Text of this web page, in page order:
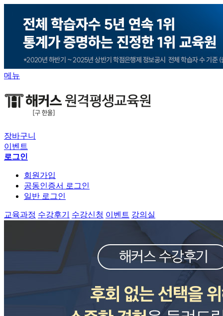
메뉴
장바구니
이벤트
로그인
회원가입
공동인증서 로그인
일반 로그인
교육과정 수강후기 수강신청 이벤트 강의실